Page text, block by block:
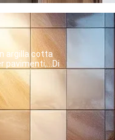
argilla cotta
pavimenti,...Di